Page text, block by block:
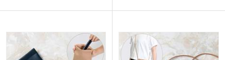
程よい硬さなのでメモもとりやすく、し
シンプルなデザインで名入れが映えま
念品を作成できます。